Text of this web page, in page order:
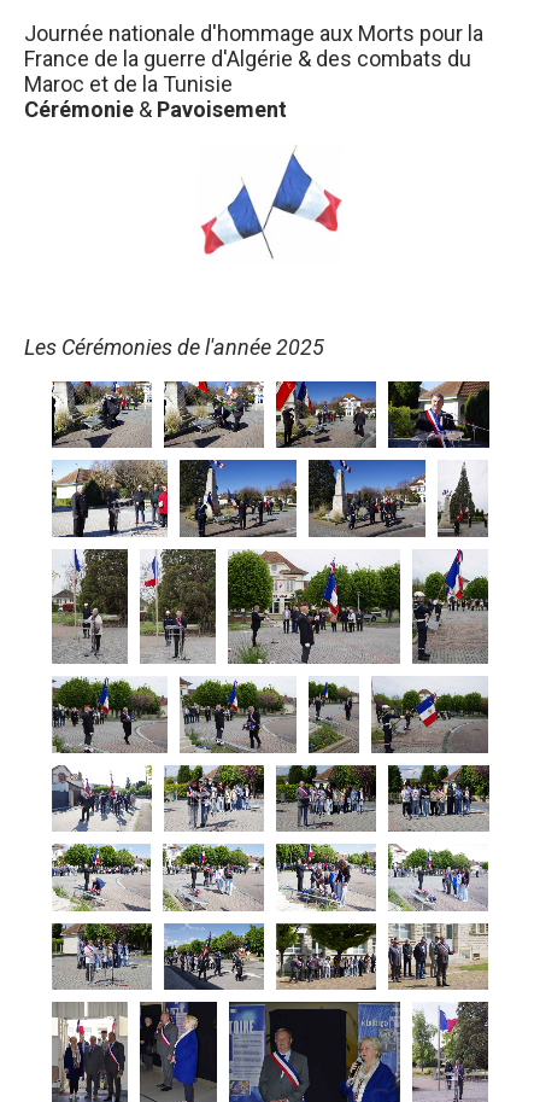
Journée nationale d'hommage aux Morts pour la
France de la guerre d'Algérie & des combats du
Maroc et de la Tunisie
Cérémonie & Pavoisement
Les Cérémonies de l'année 2025